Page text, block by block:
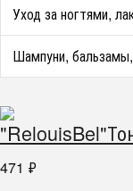
Уход за ногтями,
Шампуни,
471 ₽